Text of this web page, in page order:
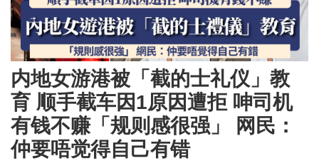
内地女游港被「截的士礼仪」教
育 顺手截车因1原因遭拒 呻司机
有钱不赚「规则感很强」 网民：
仲要唔觉得自己有错